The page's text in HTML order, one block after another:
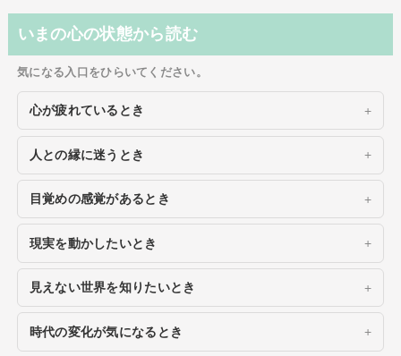
いまの心の状態から読む
気になる入口をひらいてください。
心が疲れているとき
人との縁に迷うとき
目覚めの感覚があるとき
現実を動かしたいとき
見えない世界を知りたいとき
時代の変化が気になるとき